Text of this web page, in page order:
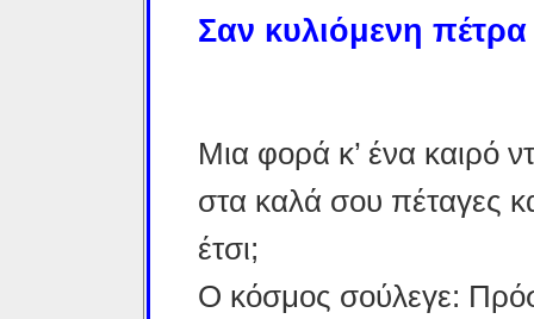
Σαν κυλιόμενη πέτρα
Μια φορά κ’ ένα καιρό
στα καλά σου πέταγες
έτσι;
Ο κόσμος σούλεγε: